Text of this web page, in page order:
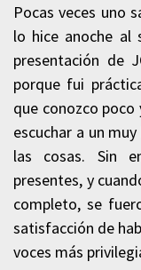
Pocas veces uno
lo hice anoche al
presentación de
porque fui
que conozco
escuchar a un
las cosas. Sin
presentes, y
completo, se
satisfacción de
voces más